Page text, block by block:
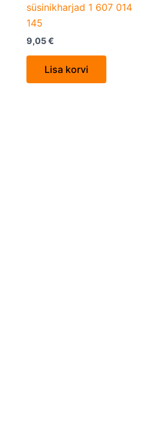
süsinikharjad 1 607 014
145
9,05€
Lisa korvi